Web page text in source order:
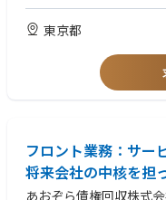
東京都
フロント業務：サ
将来会社の中核を担
あおぞら債権回収株式